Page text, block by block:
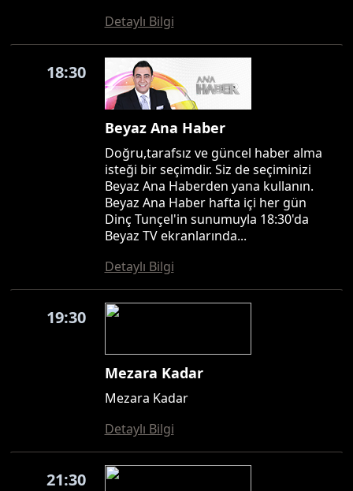
Detaylı Bilgi
18:30
Beyaz Ana Haber
Doğru,tarafsız ve güncel haber alma
isteği bir seçimdir. Siz de seçiminizi
Beyaz Ana Haberden yana kullanın.
Beyaz Ana Haber hafta içi her gün
Dinç Tunçel'in sunumuyla 18:30'da
Beyaz TV ekranlarında...
Detaylı Bilgi
19:30
Mezara Kadar
Mezara Kadar
Detaylı Bilgi
21:30